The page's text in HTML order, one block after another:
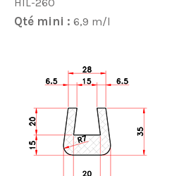
HIL-260
Qté mini : 6,9 m/l